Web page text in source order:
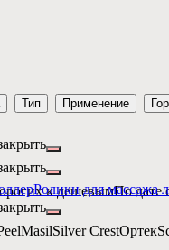
Тип Применение
к дешевымПо дате
MasilSilver CrestОртек
Ролики для массажа